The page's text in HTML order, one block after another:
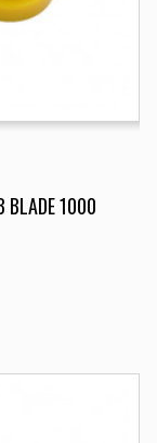
BLADE 1000